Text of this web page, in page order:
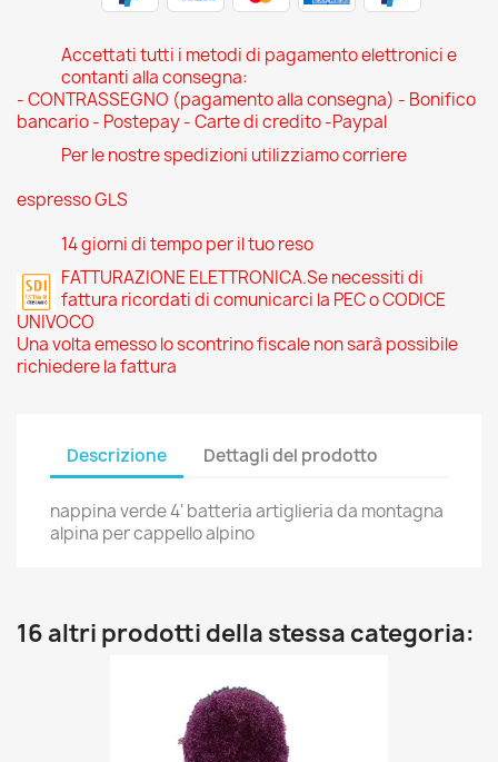
Accettati tutti i metodi di pagamento elettronici e
contanti alla consegna:
- CONTRASSEGNO (pagamento alla consegna) - Bonifico
bancario - Postepay - Carte di credito -Paypal
Per le nostre spedizioni utilizziamo corriere
espresso GLS
14 giorni di tempo per il tuo reso
FATTURAZIONE ELETTRONICA.Se necessiti di
fattura ricordati di comunicarci la PEC o CODICE
UNIVOCO
Una volta emesso lo scontrino fiscale non sarà possibile
richiedere la fattura
Descrizione Dettagli del prodotto
nappina verde 4' batteria artiglieria da montagna
alpina per cappello alpino
16 altri prodotti della stessa categoria: